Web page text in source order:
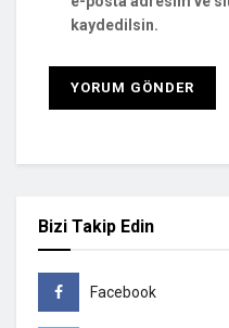
kaydedilsin.
Bizi Takip Edin
Facebook